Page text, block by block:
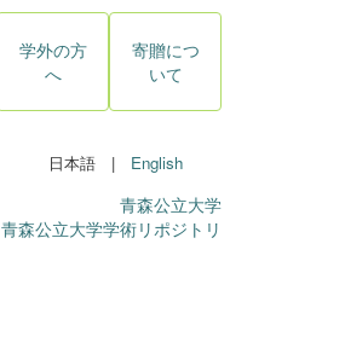
学外の方
へ
寄贈につ
いて
日本語 | English
青森公立大学
青森公立大学学術リポジトリ